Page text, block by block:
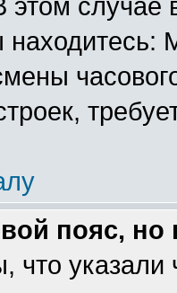
этом
пояс,
что указали